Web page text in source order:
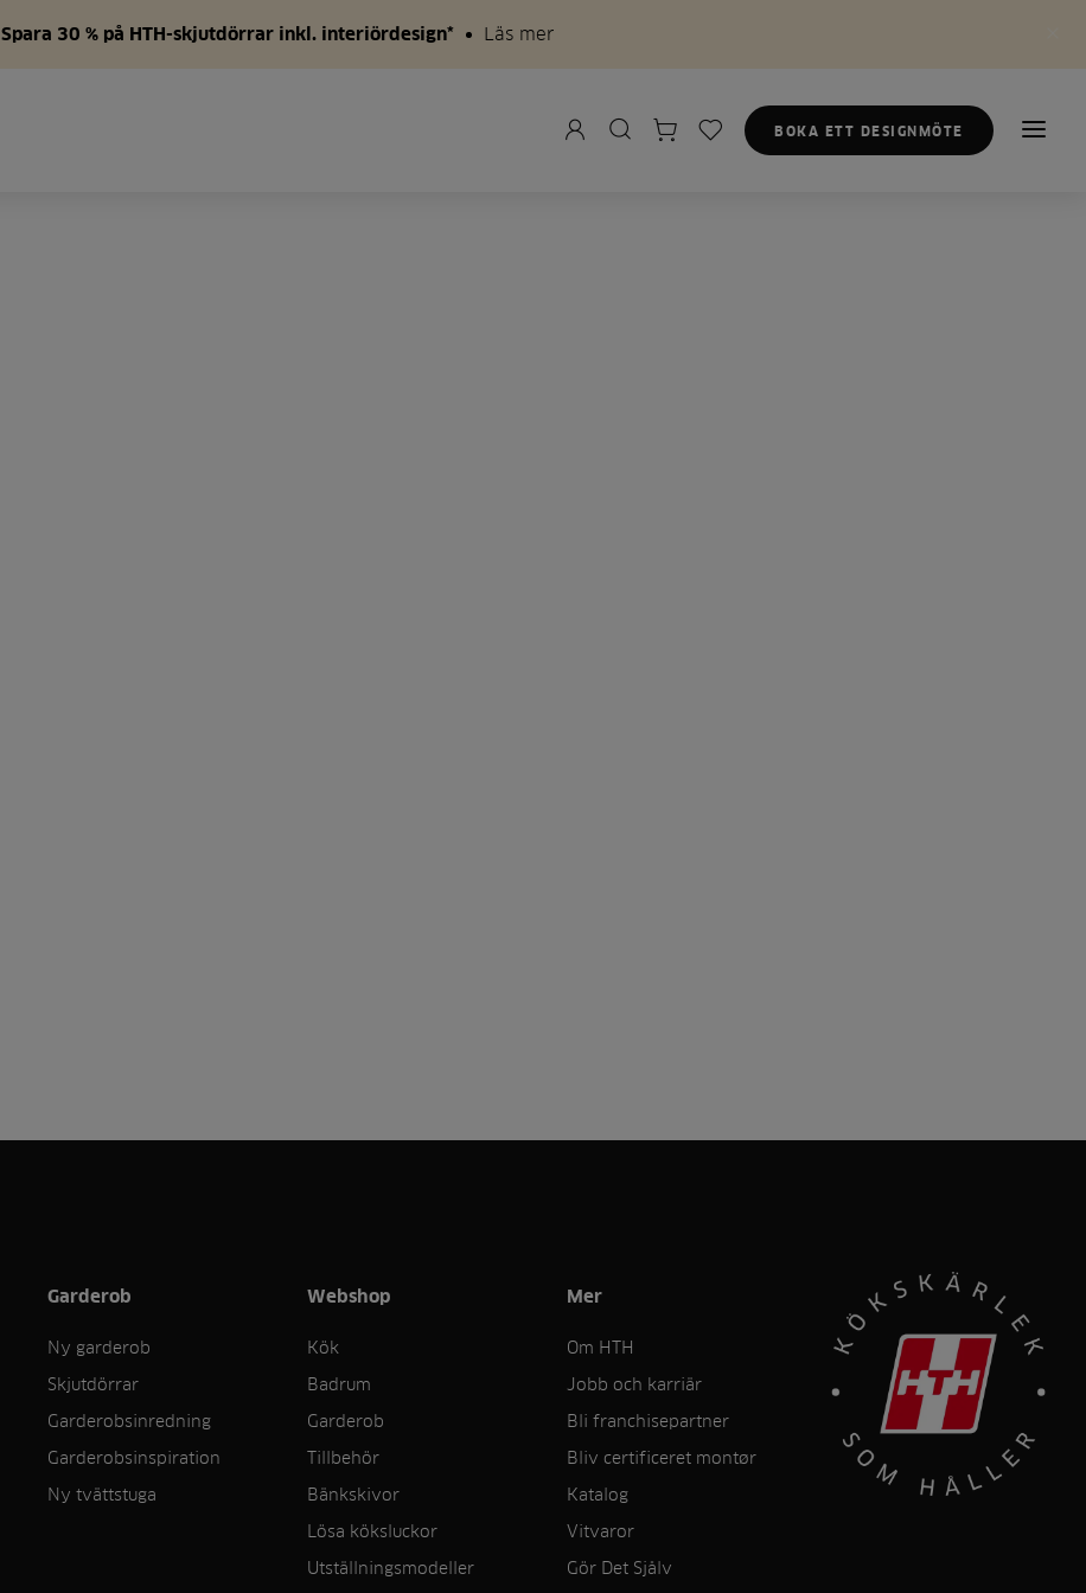
Spara 30 % på HTH-skjutdörrar inkl. interiördesign* Läs mer
BOKA ETT DESIGNMÖTE
Garderob
Ny garderob
Skjutdörrar
Garderobsinredning
Garderobsinspiration
Ny tvättstuga
Webshop
Kök
Badrum
Garderob
Tillbehör
Bänkskivor
Lösa köksluckor
Utställningsmodeller
Mer
Om HTH
Jobb och karriär
Bli franchisepartner
Bliv certificeret montør
Katalog
Vitvaror
Gör Det Sjålv